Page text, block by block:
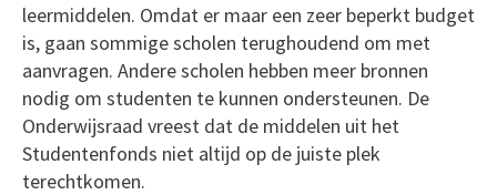
leermiddelen. Omdat er maar een zeer beperkt budget
is, gaan sommige scholen terughoudend om met
aanvragen. Andere scholen hebben meer bronnen
nodig om studenten te kunnen ondersteunen. De
Onderwijsraad vreest dat de middelen uit het
Studentenfonds niet altijd op de juiste plek
terechtkomen.